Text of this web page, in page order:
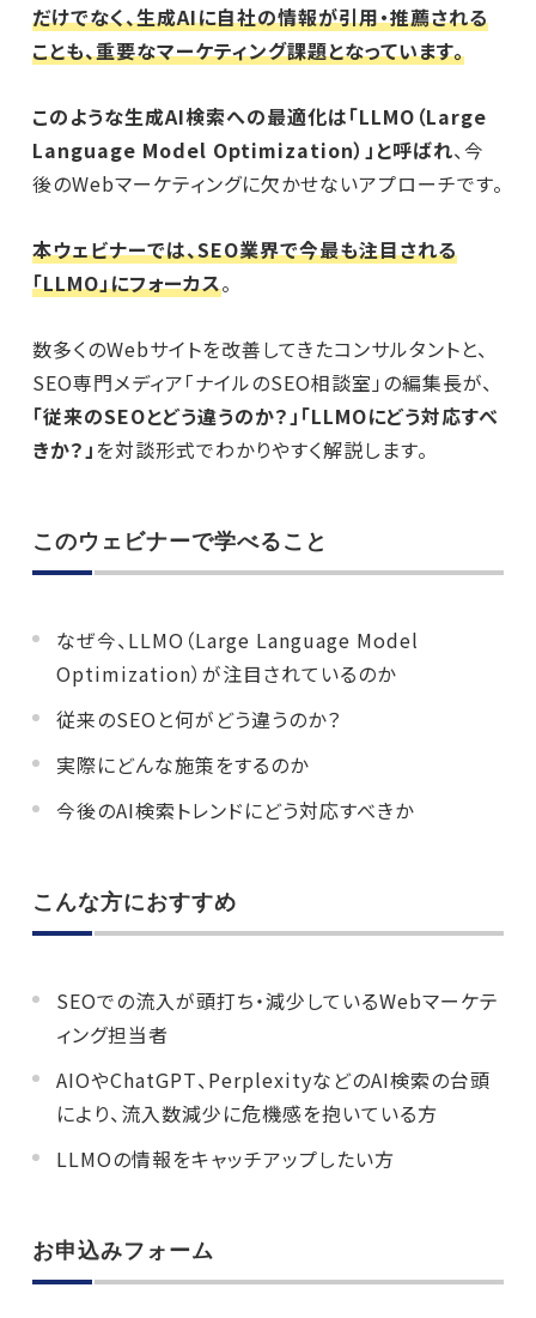
だけでなく、生成AIに自社の情報が引用・推薦される
ことも、重要なマーケティング課題となっています。
このような生成AI検索への最適化は「LLMO（Large
Language Model Optimization）」と呼ばれ、今
後のWebマーケティングに欠かせないアプローチです。
本ウェビナーでは、SEO業界で今最も注目される
「LLMO」にフォーカス。
数多くのWebサイトを改善してきたコンサルタントと、
SEO専門メディア「ナイルのSEO相談室」の編集長が、
「従来のSEOとどう違うのか？」「LLMOにどう対応すべ
きか？」を対談形式でわかりやすく解説します。
このウェビナーで学べること
なぜ今、LLMO（Large Language Model
Optimization）が注目されているのか
従来のSEOと何がどう違うのか？
実際にどんな施策をするのか
今後のAI検索トレンドにどう対応すべきか
こんな方におすすめ
SEOでの流入が頭打ち・減少しているWebマーケテ
ィング担当者
AIOやChatGPT、PerplexityなどのAI検索の台頭
により、流入数減少に危機感を抱いている方
LLMOの情報をキャッチアップしたい方
お申込みフォーム